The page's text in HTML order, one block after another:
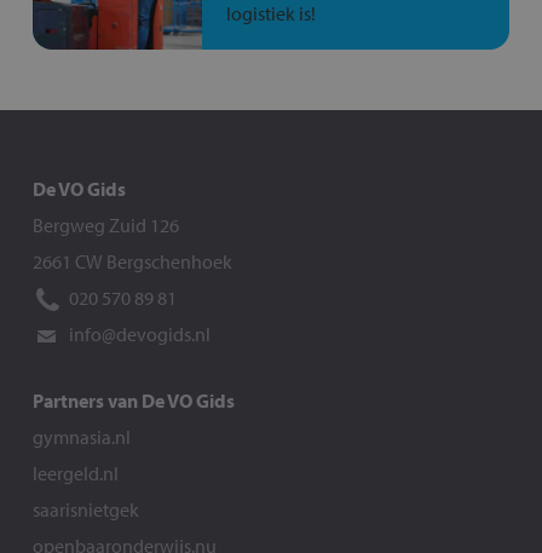
logistiek is!
De VO Gids
Bergweg Zuid 126
2661 CW Bergschenhoek
020 570 89 81
info@devogids.nl
Partners van De VO Gids
gymnasia.nl
leergeld.nl
saarisnietgek
openbaaronderwijs.nu